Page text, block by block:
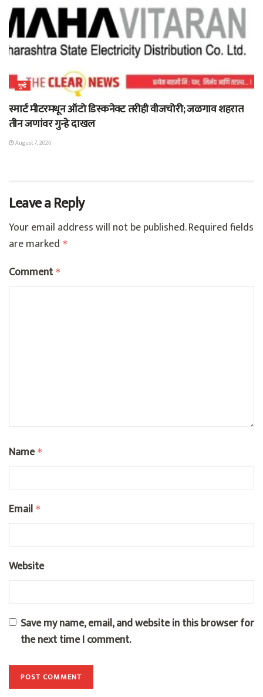
गुन्हे
स्मार्ट मीटरमधून ऑटो डिस्कनेक्ट तरीही वीजचोरी; जळगाव शहरात
तीन जणांवर गुन्हे दाखल
August 7, 2026
Leave a Reply
Your email address will not be published.Required fields
are marked *
Comment *
Name *
Email *
Website
Save my name, email, and website in this browser for
the next time I comment.